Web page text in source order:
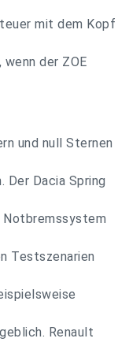
mit dem Kopf
der ZOE
und null Sternen
Dacia Spring
Testszenarien
Renault